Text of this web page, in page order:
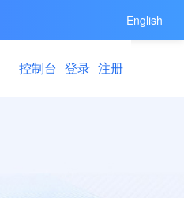
English
控制台 登录 注册